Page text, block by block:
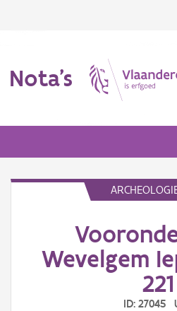
Nota's
Wevelgem
221
ID: 27045